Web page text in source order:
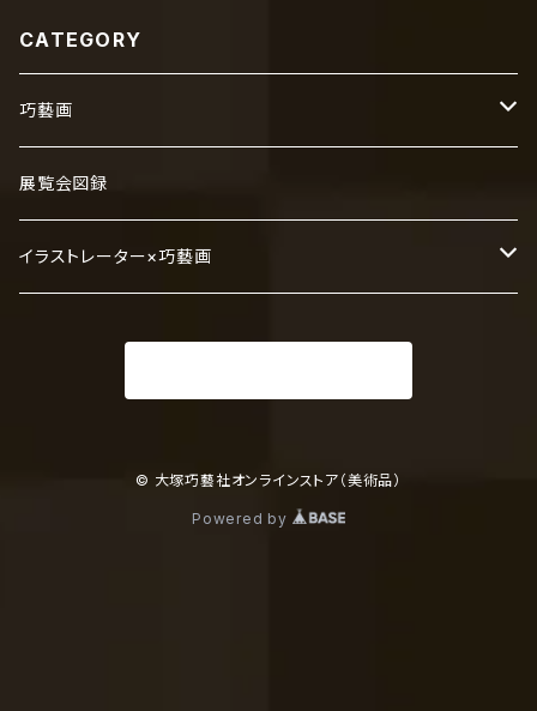
CATEGORY
巧藝画
横山大観
平山郁夫
展覧会図録
イラストレーター×巧藝画
© 大塚巧藝社オンラインストア（美術品）
Powered by